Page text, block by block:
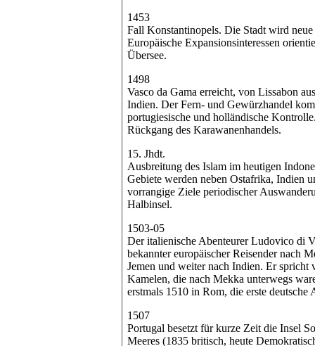
1453
Fall Konstantinopels. Die Stadt wird
Europäische Expansionsinteressen
Übersee.
1498
Vasco da Gama erreicht, von Lissabon
Indien. Der Fern- und Gewürzhandel
portugiesische und holländische
Rückgang des Karawanenhandels.
15. Jhdt.
Ausbreitung des Islam im heutigen
Gebiete werden neben Ostafrika, Indien
vorrangige Ziele periodischer
Halbinsel.
1503-05
Der italienische Abenteurer Ludovico di
bekannter europäischer Reisender nach
Jemen und weiter nach Indien. Er spricht
Kamelen, die nach Mekka unterwegs
erstmals 1510 in Rom, die erste deutsche
1507
Portugal besetzt für kurze Zeit die Insel
Meeres (1835 britisch, heute